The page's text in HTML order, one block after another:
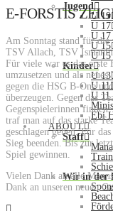
Jugend
U 19
U 17
U
U 15
U
Kinder
U 13
U 11
U
Minis
Ebi
ABOUT
Staff
Wir in der
E-FORSTIS
Am Sonntag stand für die
TSV Allach, TSV
Für viele war es das
umzusetzen und als
gegen die HSG B-One
überzeugen. Gegen das
Gegenspielerinnen
traf man auf das starke
geschlagen geben. Für
Sieg beenden. Bis zur
Spiel gewinnen.
Vielen Dank an alle
Dank an unseren neuen